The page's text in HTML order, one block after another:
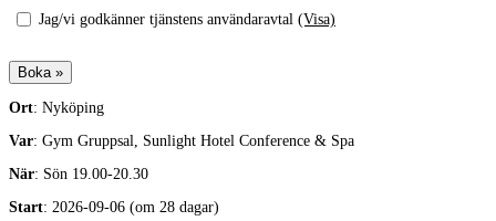
Jag/vi godkänner tjänstens användaravtal (Visa)
Ort: Nyköping
Var: Gym Gruppsal, Sunlight Hotel Conference & Spa
När: Sön 19.00-20.30
Start: 2026-09-06 (om 28 dagar)